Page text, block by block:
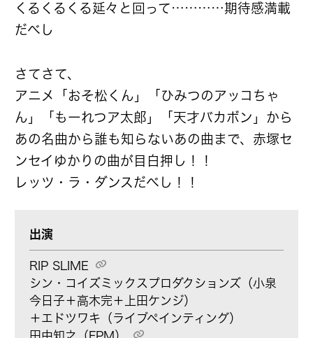
くるくるくる延々と回って…………期待感満載
だべし
さてさて、
アニメ「おそ松くん」「ひみつのアッコちゃ
ん」「もーれつア太郎」「天才バカボン」から
あの名曲から誰も知らないあの曲まで、赤塚セ
ンセイゆかりの曲が目白押し！！
レッツ・ラ・ダンスだべし！！
出演
RIP SLIME
シン・コイズミックスプロダクションズ（小泉
今日子＋高木完＋上田ケンジ）
＋エドツワキ（ライブペインティング）
田中知之（FPM）